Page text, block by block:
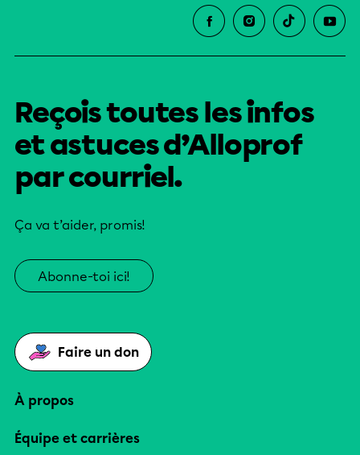
Reçois toutes les infos
et astuces d’Alloprof
par courriel.
Ça va t’aider, promis!
Abonne-toi ici!
Faire un don
À propos
Équipe et carrières